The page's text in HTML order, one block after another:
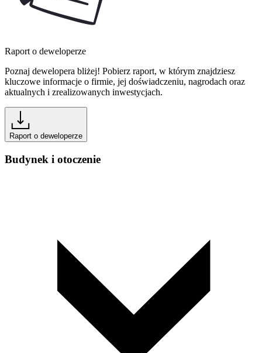
Raport o deweloperze
Poznaj dewelopera bliżej! Pobierz raport, w którym znajdziesz
kluczowe informacje o firmie, jej doświadczeniu, nagrodach oraz
aktualnych i zrealizowanych inwestycjach.
Raport o deweloperze
Budynek i otoczenie